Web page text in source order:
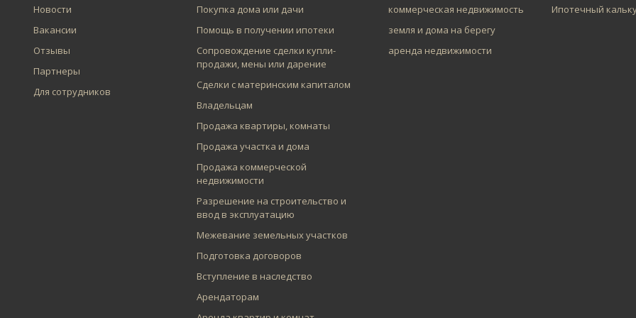
Новости
Вакансии
Отзывы
Партнеры
Для сотрудников
Покупка дома или дачи
Помощь в получении ипотеки
Сопровождение сделки купли-
продажи, мены или дарение
Сделки с материнским капиталом
Владельцам
Продажа квартиры, комнаты
Продажа участка и дома
Продажа коммерческой
недвижимости
Разрешение на строительство и
ввод в эксплуатацию
Межевание земельных участков
Подготовка договоров
Вступление в наследство
Арендаторам
коммерческая недвижимость
земля и дома на берегу
аренда недвижимости
Ипотечный